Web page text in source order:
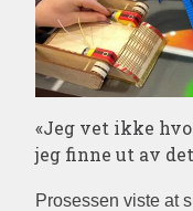
«Jeg vet ikke
jeg finne ut av
Prosessen viste at